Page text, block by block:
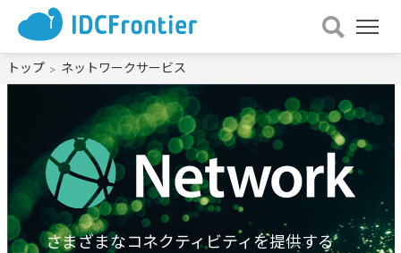
メ
開
く
トップ ネットワークサービス
さまざまなコネクティビティを提供する